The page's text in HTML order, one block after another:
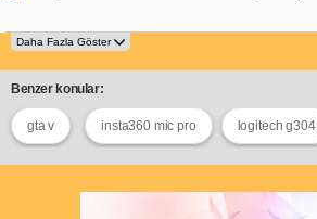
Benzer konular:
gta v insta360 mic pro logitech g304